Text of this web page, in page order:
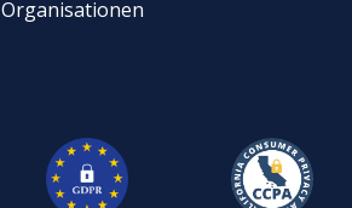
Organisationen